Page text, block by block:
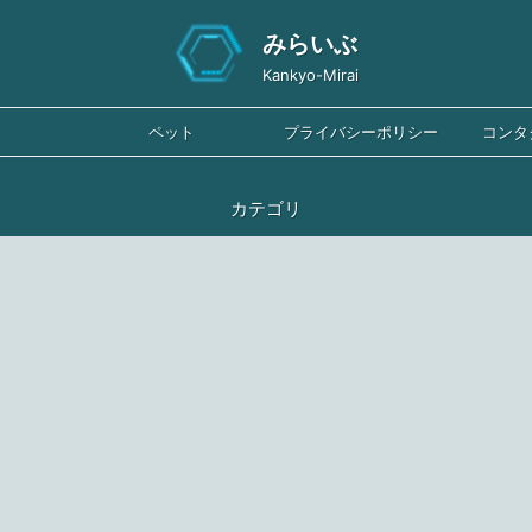
みらいぶ
Kankyo-Mirai
ペット プライバシーポリシー コン
カテゴリ